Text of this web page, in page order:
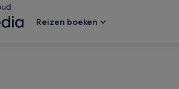
Reizen boeken